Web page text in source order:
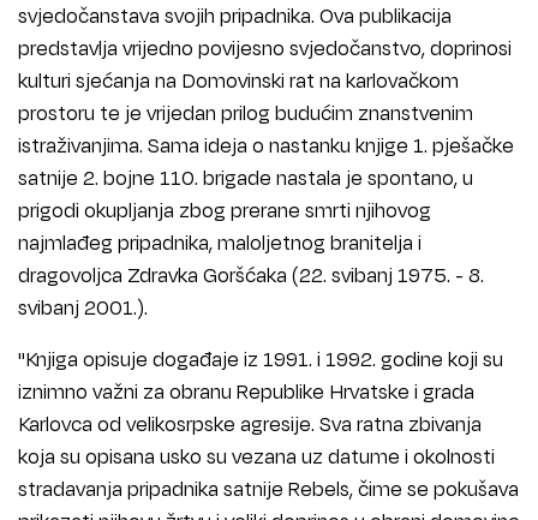
svjedočanstava svojih pripadnika. Ova publikacija
predstavlja vrijedno povijesno svjedočanstvo, doprinosi
kulturi sjećanja na Domovinski rat na karlovačkom
prostoru te je vrijedan prilog budućim znanstvenim
istraživanjima. Sama ideja o nastanku knjige 1. pješačke
satnije 2. bojne 110. brigade nastala je spontano, u
prigodi okupljanja zbog prerane smrti njihovog
najmlađeg pripadnika, maloljetnog branitelja i
dragovoljca Zdravka Goršćaka (22. svibanj 1975. - 8.
svibanj 2001.).
"Knjiga opisuje događaje iz 1991. i 1992. godine koji su
iznimno važni za obranu Republike Hrvatske i grada
Karlovca od velikosrpske agresije. Sva ratna zbivanja
koja su opisana usko su vezana uz datume i okolnosti
stradavanja pripadnika satnije Rebels, čime se pokušava